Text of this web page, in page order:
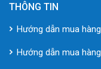
THÔNG TIN
Hướng dẫn mua hàng
Hướng dẫn mua hàng